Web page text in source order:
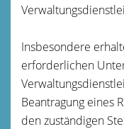
Insbesondere
erforderlichen
Beantragung eines
den zuständigen